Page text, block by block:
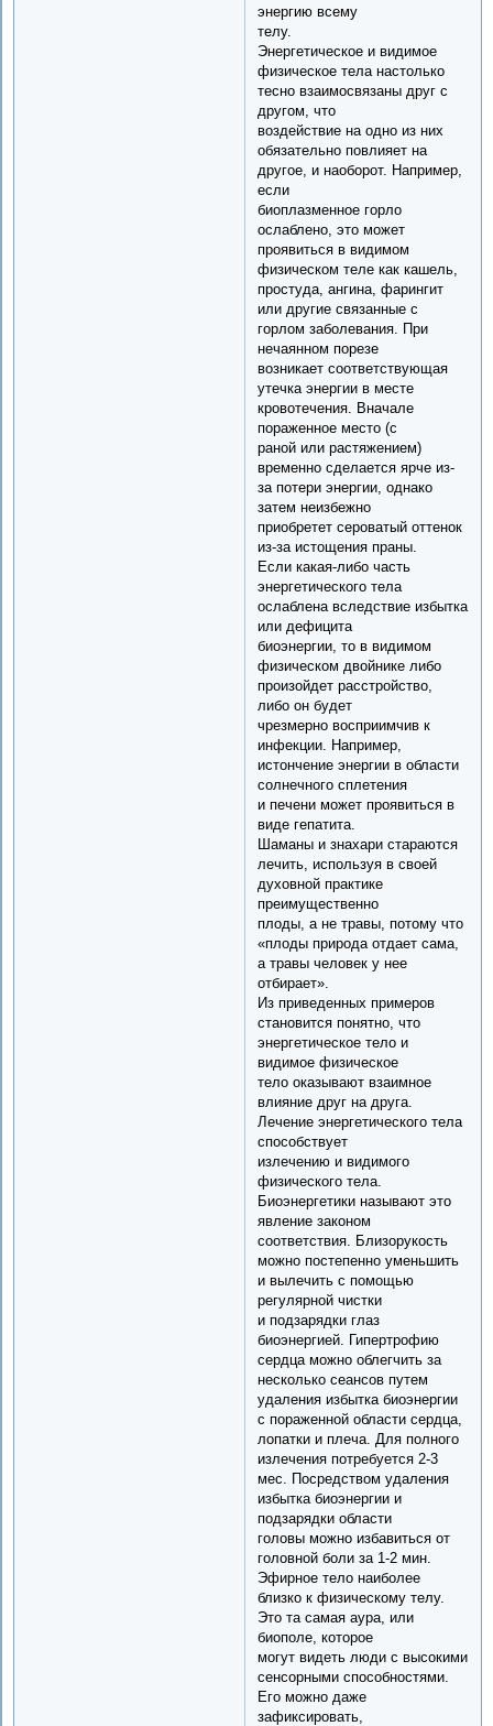
энергию всему
телу.
Энергетическое и видимое
физическое тела настолько
тесно взаимосвязаны друг с
другом, что
воздействие на одно из них
обязательно повлияет на
другое, и наоборот. Например,
если
биоплазменное горло
ослаблено, это может
проявиться в видимом
физическом теле как кашель,
простуда, ангина, фарингит
или другие связанные с
горлом заболевания. При
нечаянном порезе
возникает соответствующая
утечка энергии в месте
кровотечения. Вначале
пораженное место (с
раной или растяжением)
временно сделается ярче из-
за потери энергии, однако
затем неизбежно
приобретет сероватый оттенок
из-за истощения праны.
Если какая-либо часть
энергетического тела
ослаблена вследствие избытка
или дефицита
биоэнергии, то в видимом
физическом двойнике либо
произойдет расстройство,
либо он будет
чрезмерно восприимчив к
инфекции. Например,
истончение энергии в области
солнечного сплетения
и печени может проявиться в
виде гепатита.
Шаманы и знахари стараются
лечить, используя в своей
духовной практике
преимущественно
плоды, а не травы, потому что
«плоды природа отдает сама,
а травы человек у нее
отбирает».
Из приведенных примеров
становится понятно, что
энергетическое тело и
видимое физическое
тело оказывают взаимное
влияние друг на друга.
Лечение энергетического тела
способствует
излечению и видимого
физического тела.
Биоэнергетики называют это
явление законом
соответствия. Близорукость
можно постепенно уменьшить
и вылечить с помощью
регулярной чистки
и подзарядки глаз
биоэнергией. Гипертрофию
сердца можно облегчить за
несколько сеансов путем
удаления избытка биоэнергии
с пораженной области сердца,
лопатки и плеча. Для полного
излечения потребуется 2-3
мес. Посредством удаления
избытка биоэнергии и
подзарядки области
головы можно избавиться от
головной боли за 1-2 мин.
Эфирное тело наиболее
близко к физическому телу.
Это та самая аура, или
биополе, которое
могут видеть люди с высокими
сенсорными способностями.
Его можно даже
зафиксировать,